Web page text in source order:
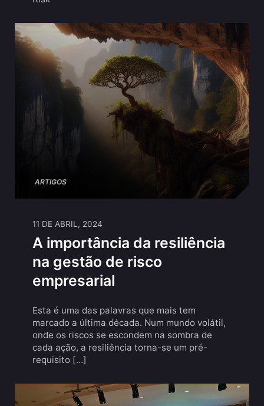
ARTIGOS
11 DE ABRIL, 2024
A importância da resiliência
na gestão de risco
empresarial
Esta é uma das palavras que mais tem
marcado a última década. Num mundo volátil,
onde os riscos se escondem na sombra de
cada ação, a resiliência torna-se um pré-
requisito […]